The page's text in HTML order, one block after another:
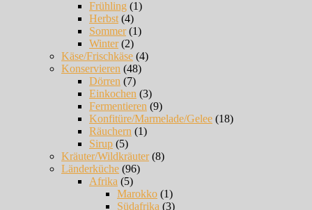
Frühling (1)
Herbst (4)
Sommer(1)
Winter(2)
Käse/Frischkäse (4)
Konservieren (48)
Dörren (7)
Einkochen (3)
Fermentieren (9)
Konfitüre/Marmelade/Gelee (18)
Räuchern (1)
Sirup (5)
Kräuter/Wildkräuter(8)
Länderküche (96)
Afrika (5)
Marokko (1)
Südafrika (3)